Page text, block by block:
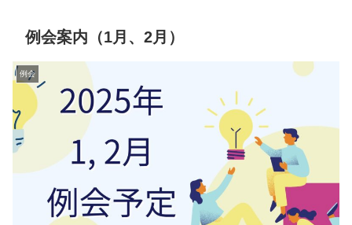
例会案内（1月、2月）
例会